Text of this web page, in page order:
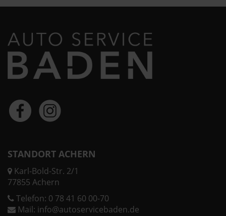
STANDORT ACHERN
Karl-Bold-Str. 2/1
77855 Achern
Telefon: 0 78 41 60 00-70
Mail: info@autoservicebaden.de